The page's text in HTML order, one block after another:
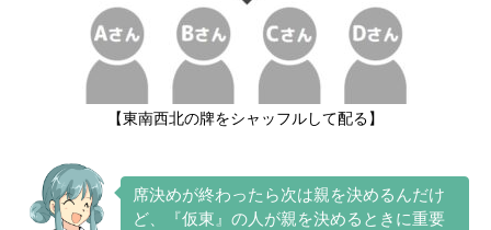
【東南西北の牌をシャッフルして配る】
席決めが終わったら次は親を決めるんだけ
ど、『仮東』の人が親を決めるときに重要